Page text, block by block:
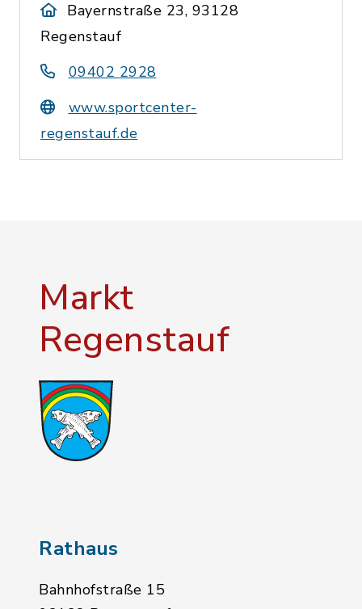
Bayernstraße 23, 93128
Regenstauf
09402 2928
www.sportcenter-
regenstauf.de
Markt
Regenstauf
Rathaus
Bahnhofstraße 15